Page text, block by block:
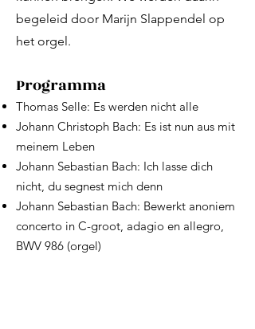
begeleid door Marijn Slappendel op
het orgel.​​
Programma​
Thomas Selle: Es werden nicht alle
Johann Christoph Bach: Es ist nun aus mit
meinem Leben
Johann Sebastian Bach: Ich lasse dich
nicht, du segnest mich denn
Johann Sebastian Bach: Bewerkt anoniem
concerto in C-groot, adagio en allegro,
BWV 986 (orgel)